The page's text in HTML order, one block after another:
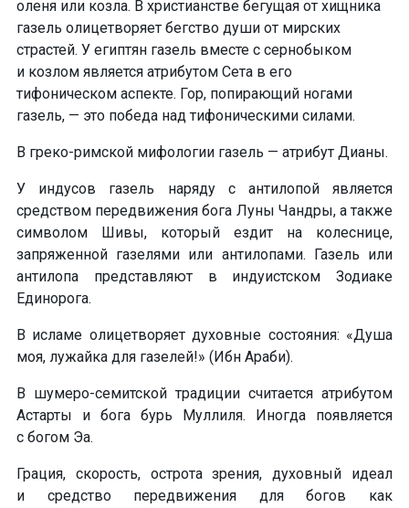
оленя или козла. В христианстве бегущая от хищника
газель олицетворяет бегство души от мирских
страстей. У египтян газель вместе с сернобыком
и козлом является атрибутом Сета в его
тифоническом аспекте. Гор, попирающий ногами
газель, — это победа над тифоническими силами.
В греко-римской мифологии газель — атрибут Дианы.
У индусов газель наряду с антилопойявляется
средством передвижения бога Луны Чандры, а также
символом Шивы, который ездит на колеснице,
запряженной газелями или антилопами. Газель или
антилопа представляют в индуистском Зодиаке
Единорога.
В исламе олицетворяетдуховные состояния: «Душа
моя, лужайка для газелей!» (Ибн Араби).
В шумеро-семитской традиции считается атрибутом
Астарты и бога бурь Муллиля. Иногда появляется
с богом Эа.
Грация, скорость, острота зрения, духовный идеал
и средство передвижения для богов как